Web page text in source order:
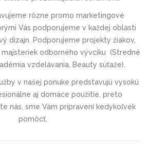
rôzne promo marketingové
Vás podporujeme v každej oblasti
dizajn. Podporujeme projekty žiakov,
odborného vývciku (Stredné
vzdelávania, Beauty súťaže).
v našej ponuke predstavujú vysokú
aj domáce použitie, preto
nás, sme Vám pripravení kedykoľvek
pomôcť.